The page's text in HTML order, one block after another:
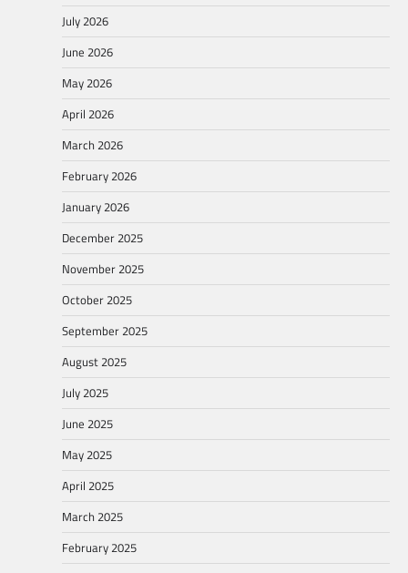
July 2026
June 2026
May 2026
April 2026
March 2026
February 2026
January 2026
December 2025
November 2025
October 2025
September 2025
August 2025
July 2025
June 2025
May 2025
April 2025
March 2025
February 2025